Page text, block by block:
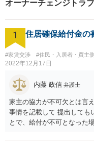
オーナーチェンジトラ
1 住居確保給付金の
#家賃交渉 #住民・入居者・買主側
2022年12月17日
内藤 政信 弁護士
家主の協力が不可欠とは言
事情を記載して 提出しても
とで、給付が不可となった